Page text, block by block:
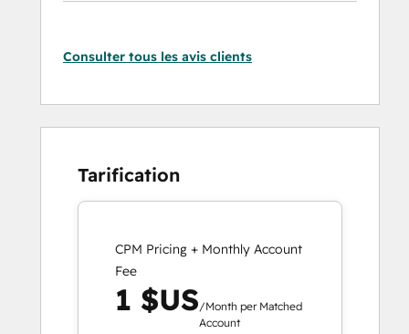
Consulter tous les avis clients
Tarification
CPM Pricing + Monthly Account
Fee
1 $US/Month per Matched
Account